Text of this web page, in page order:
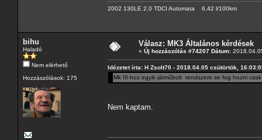
2002 130LE 2.0 TDCI Automata 6,42 l/100km
bihu
Haladó
Nem elérhető
Hozzászólások: 175
Válasz: MK3 Általános kérdések
« Új hozzászólás #74207 Dátum:
Idézetet írta: H Zsolt70 - 2018.04.05 csütörtök,
Mk III-hoz egyik járműbolt rendszere se fog hozni
Nem kaptam.